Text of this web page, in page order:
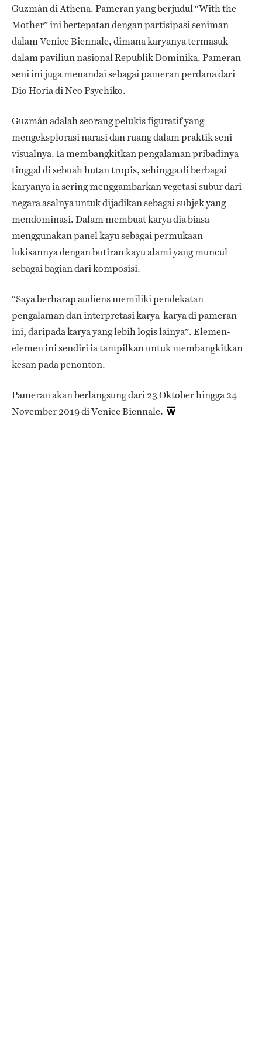
Guzmán di Athena. Pameran yang berjudul “With the
Mother” ini bertepatan dengan partisipasi seniman
dalam Venice Biennale, dimana karyanya termasuk
dalam paviliun nasional Republik Dominika. Pameran
seni ini juga menandai sebagai pameran perdana dari
Dio Horia di Neo Psychiko.
Guzmán adalah seorang pelukis figuratif yang
mengeksplorasi narasi dan ruang dalam praktik seni
visualnya. Ia membangkitkan pengalaman pribadinya
tinggal di sebuah hutan tropis, sehingga di berbagai
karyanya ia sering menggambarkan vegetasi subur dari
negara asalnya untuk dijadikan sebagai subjek yang
mendominasi. Dalam membuat karya dia biasa
menggunakan panel kayu sebagai permukaan
lukisannya dengan butiran kayu alami yang muncul
sebagai bagian dari komposisi.
“Saya berharap audiens memiliki pendekatan
pengalaman dan interpretasi karya-karya di pameran
ini, daripada karya yang lebih logis lainya”. Elemen-
elemen ini sendiri ia tampilkan untuk membangkitkan
kesan pada penonton.
Pameran akan berlangsung dari 23 Oktober hingga 24
November 2019 di Venice Biennale.